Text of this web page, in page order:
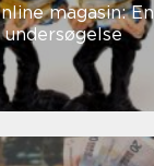
magasin: En